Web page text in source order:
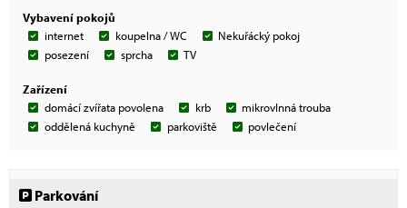
Vybavení pokojů
internet
koupelna / WC
Nekuřácký pokoj
posezení
sprcha TV
Zařízení
domácí zvířata povolena
krb
mikrovlnná trouba
oddělená kuchyně
parkoviště povlečení
Parkování